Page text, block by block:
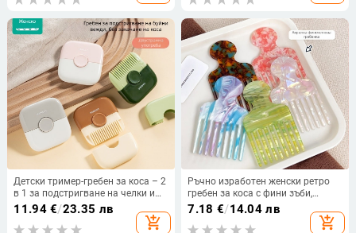
Детски тример-гребен за коса – 2
в 1 за подстригване на челки и
коса, ABS и неръждаема стомана,
марка LUSN/Rushan
11.94€/23.35 лв
add_shopping_cart
Ръчно изработен женски ретро
гребен за коса с фини зъби,
мраморен модел, антистатичен
7.18 €/14.04 лв
add_shopping_cart